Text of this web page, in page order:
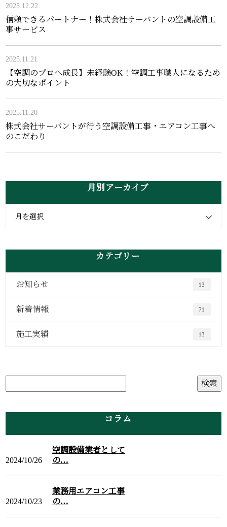
2025.12.22
信頼できるパートナー！株式会社サーバントの空調設備工
事サービス
2025.11.21
【空調のプロへ成長】未経験OK！空調工事職人になるため
の大切なポイント
2025.11.20
株式会社サーバントが行う空調設備工事・エアコン工事へ
のこだわり
月別アーカイブ
月を選択
カテゴリー
お知らせ 13
新着情報 71
施工実績 13
コラム
2024/10/26
空調設備業者として
の…
2024/10/23
業務用エアコン工事
の…